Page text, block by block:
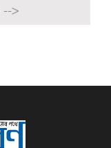
-->